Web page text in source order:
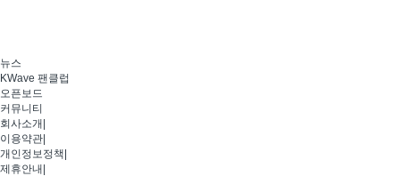
뉴스
KWave 팬클럽
오픈보드
커뮤니티
회사소개
이용약관
개인정보정책
제휴안내